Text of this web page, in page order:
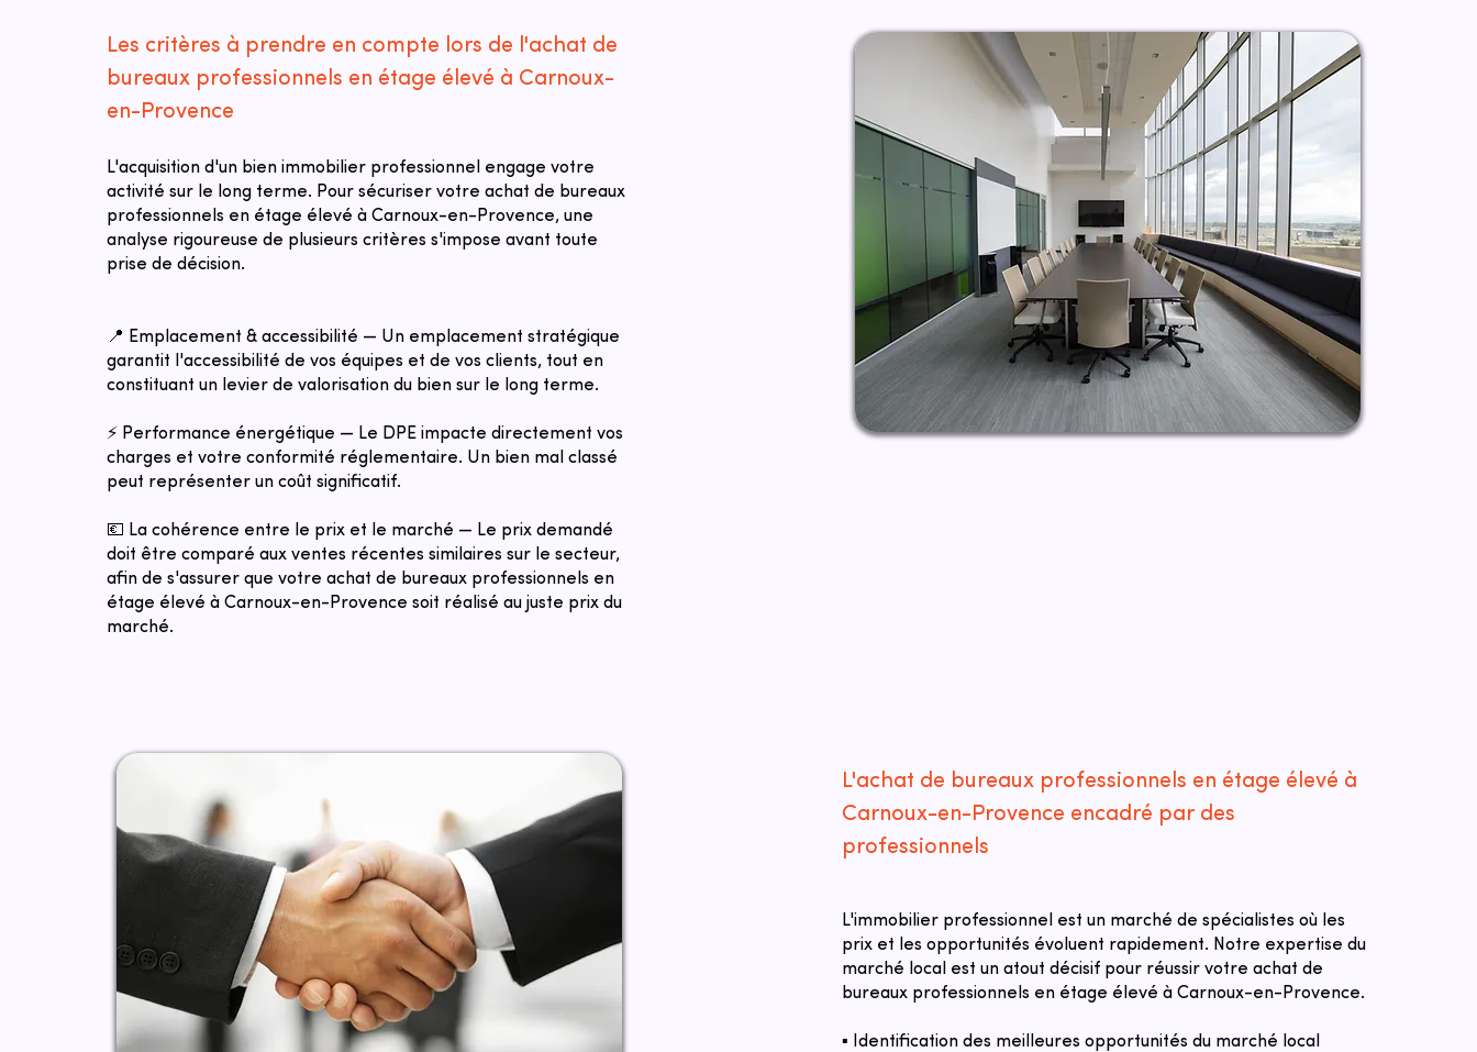
Les critères à prendre en compte lors de l'achat de
bureaux professionnels en étage élevé à Carnoux-
en-Provence
L'acquisition d'un bien immobilier professionnel engage votre
activité sur le long terme. Pour sécuriser votre achat de bureaux
professionnels en étage élevé à Carnoux-en-Provence, une
analyse rigoureuse de plusieurs critères s'impose avant toute
prise de décision.
📍 Emplacement & accessibilité — Un emplacement stratégique
garantit l'accessibilité de vos équipes et de vos clients, tout en
constituant un levier de valorisation du bien sur le long terme.
⚡ Performance énergétique — Le DPE impacte directement vos
charges et votre conformité réglementaire. Un bien mal classé
peut représenter un coût significatif.
💶 La cohérence entre le prix et le marché — Le prix demandé
doit être comparé aux ventes récentes similaires sur le secteur,
afin de s'assurer que votre achat de bureaux professionnels en
étage élevé à Carnoux-en-Provence soit réalisé au juste prix du
marché.
L'achat de bureaux professionnels en étage élevé à
Carnoux-en-Provence encadré par des
professionnels
L'immobilier professionnel est un marché de spécialistes où les
prix et les opportunités évoluent rapidement. Notre expertise du
marché local est un atout décisif pour réussir votre achat de
bureaux professionnels en étage élevé à Carnoux-en-Provence.
▪ Identification des meilleures opportunités du marché local